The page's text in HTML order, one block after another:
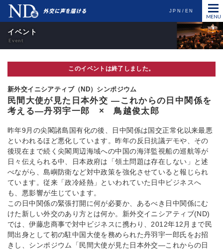
JPN EN
イベント
このイベントは終了しました。
新外交イニシアティブ（ND）シンポジウム
民間大使が見た日本外交 ―これからの日中関係を
考える―丹羽宇一郎 × 鳥越俊太郎
昨年9月の尖閣諸島国有化の後、日中関係は国交正常化以来最悪
といわれるほど悪化しています。昨年の反日抗議デモや、その
後現在まで続く尖閣周辺海域への中国の海洋監視船の巡航等が
日々伝えられる中、日本政府は「領土問題は存在しない」と述
べながら、島嶼防衛など対中政策を強化させていると報じられ
ています。従来「政冷経熱」といわれていた日中ビジネスへ
も、悪影響が生じています。
この日中関係の緊張打開に何が必要か、あるべき日中関係にむ
けた新しい外交のあり方とは何か。新外交イニシアティブ(ND)
では、伊藤忠商事で対中ビジネスに携わり、2012年12月まで民
間出身として初の駐中国大使を務められた丹羽宇一郎氏をお招
きし、シンポジウム「民間大使が見た日本外交―これからの日